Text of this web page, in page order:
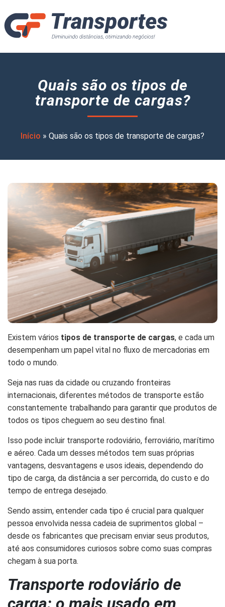
Quais são os tipos de
transporte de cargas?
Início » Quais são os tipos de transporte de cargas?
Existem vários tipos de transporte de cargas, e cada um
desempenham um papel vital no fluxo de mercadorias em
todo o mundo.
Seja nas ruas da cidade ou cruzando fronteiras
internacionais, diferentes métodos de transporte estão
constantemente trabalhando para garantir que produtos de
todos os tipos cheguem ao seu destino final.
Isso pode incluir transporte rodoviário, ferroviário, marítimo
e aéreo. Cada um desses métodos tem suas próprias
vantagens, desvantagens e usos ideais, dependendo do
tipo de carga, da distância a ser percorrida, do custo e do
tempo de entrega desejado.
Sendo assim, entender cada tipo é crucial para qualquer
pessoa envolvida nessa cadeia de suprimentos global –
desde os fabricantes que precisam enviar seus produtos,
até aos consumidores curiosos sobre como suas compras
chegam à sua porta.
Transporte rodoviário de